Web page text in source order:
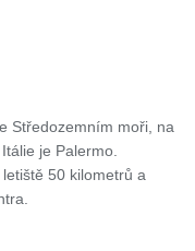
Středozemním moři, na
je Palermo.
50 kilometrů a